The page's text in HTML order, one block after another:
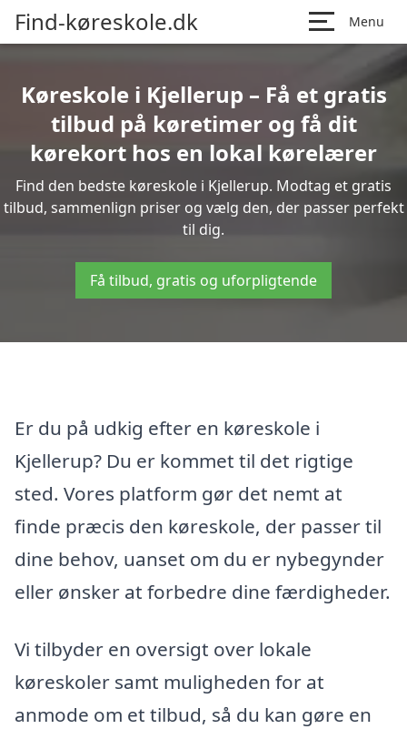
Find-køreskole.dk Menu
Køreskole i Kjellerup – Få et gratis
tilbud på køretimer og få dit
kørekort hos en lokal kørelærer
Find den bedste køreskole i Kjellerup. Modtag et gratis
tilbud, sammenlign priser og vælg den, der passer perfekt
til dig.
Få tilbud, gratis og uforpligtende
Er du på udkig efter en køreskole i
Kjellerup? Du er kommet til det rigtige
sted. Vores platform gør det nemt at
finde præcis den køreskole, der passer til
dine behov, uanset om du er nybegynder
eller ønsker at forbedre dine færdigheder.
Vi tilbyder en oversigt over lokale
køreskoler samt muligheden for at
anmode om et tilbud, så du kan gøre en